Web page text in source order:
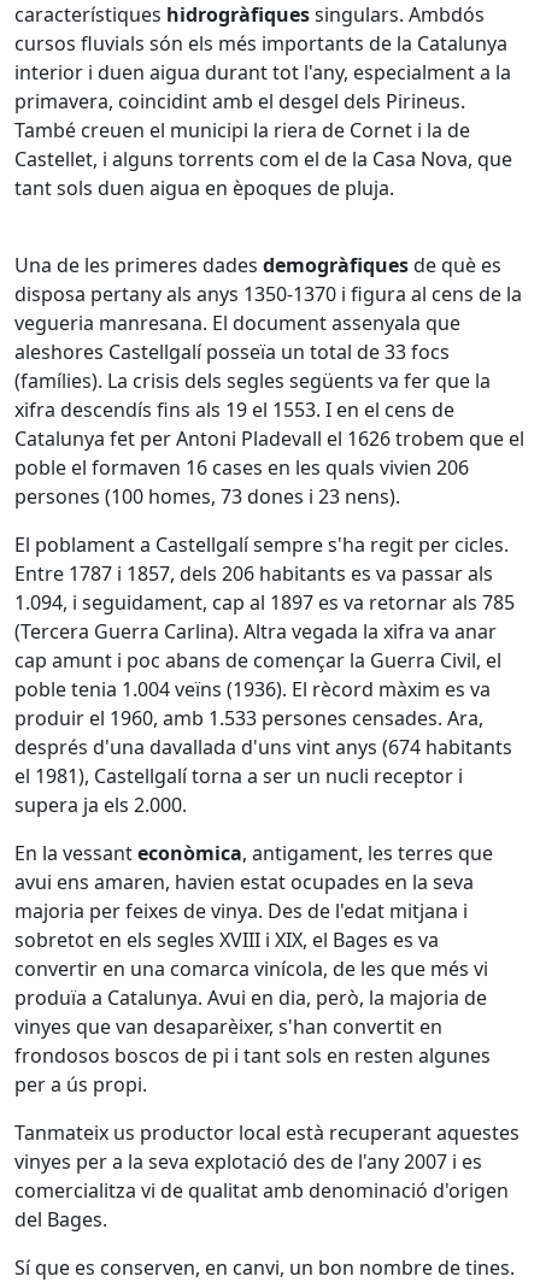
característiques hidrogràfiquessingulars. Ambdós
cursos fluvials són els més importants de la Catalunya
interior i duen aigua durant tot l'any, especialment a la
primavera, coincidint amb el desgel dels Pirineus.
També creuen el municipi la riera de Cornet i la de
Castellet, i alguns torrents com el de la Casa Nova, que
tant sols duen aigua en èpoques de pluja.
Una de les primeres dades demogràfiquesde què es
disposa pertany als anys 1350-1370 i figura al cens de la
vegueria manresana. El document assenyala que
aleshores Castellgalí posseïa un total de 33 focs
(famílies). La crisis dels segles següents va fer que la
xifra descendís fins als 19 el 1553. I en el cens de
Catalunya fet per Antoni Pladevall el 1626 trobem que el
poble el formaven 16 cases en les quals vivien 206
persones (100 homes, 73 dones i 23 nens).
El poblament a Castellgalí sempre s'ha regit per cicles.
Entre 1787 i 1857, dels 206 habitants es va passar als
1.094, i seguidament, cap al 1897 es va retornar als 785
(Tercera Guerra Carlina). Altra vegada la xifra va anar
cap amunt i poc abans de començar la Guerra Civil, el
poble tenia 1.004 veïns (1936). El rècord màxim es va
produir el 1960, amb 1.533 persones censades. Ara,
després d'una davallada d'uns vint anys (674 habitants
el 1981), Castellgalí torna a ser un nucli receptor i
supera ja els 2.000.
En la vessanteconòmica, antigament, les terres que
avui ens amaren, havien estat ocupades en la seva
majoria per feixes de vinya. Des de l'edat mitjana i
sobretot en els segles XVIII i XIX, el Bages es va
convertir en una comarca vinícola, de les que més vi
produïa a Catalunya. Avui en dia, però, la majoria de
vinyes que van desaparèixer, s'han convertit en
frondosos boscos de pi i tant sols en resten algunes
per a ús propi.
Tanmateix us productor local està recuperant aquestes
vinyes per a la seva explotació des de l'any 2007 i es
comercialitza vi de qualitat amb denominació d'origen
del Bages.
Sí que es conserven, en canvi, un bon nombre de tines.